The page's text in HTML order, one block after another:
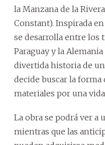
la Manzana de la
Constant). Inspirada
se desarrolla entre los
Paraguay y la
divertida historia de
decide buscar la forma
materiales por una
La obra se podrá ver a
mientras que las